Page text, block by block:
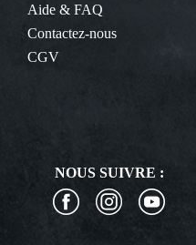
Aide & FAQ
Contactez-nous
CGV
NOUS SUIVRE :